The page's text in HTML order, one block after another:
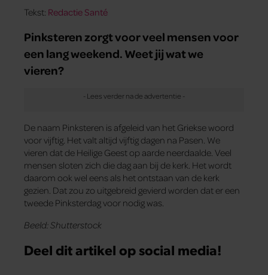
Tekst: Redactie Santé
Pinksteren zorgt voor veel mensen voor
een lang weekend. Weet jij wat we
vieren?
De naam Pinksteren is afgeleid van het Griekse woord
voor vijftig. Het valt altijd vijftig dagen na Pasen. We
vieren dat de Heilige Geest op aarde neerdaalde. Veel
mensen sloten zich die dag aan bij de kerk. Het wordt
daarom ook wel eens als het ontstaan van de kerk
gezien. Dat zou zo uitgebreid gevierd worden dat er een
tweede Pinksterdag voor nodig was.
Beeld: Shutterstock
Deel dit artikel op social media!